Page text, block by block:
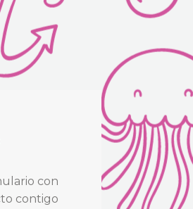
con
contigo